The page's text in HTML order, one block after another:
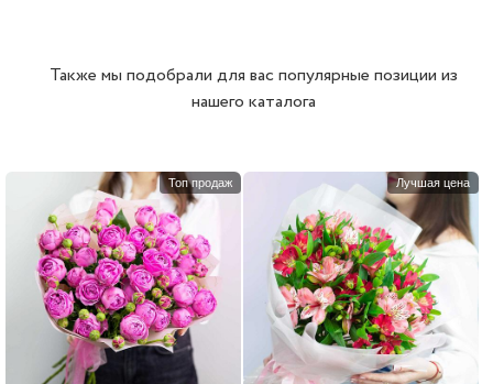
Также мы подобрали для вас популярные позиции из
нашего каталога
Топ продаж Лучшая цена